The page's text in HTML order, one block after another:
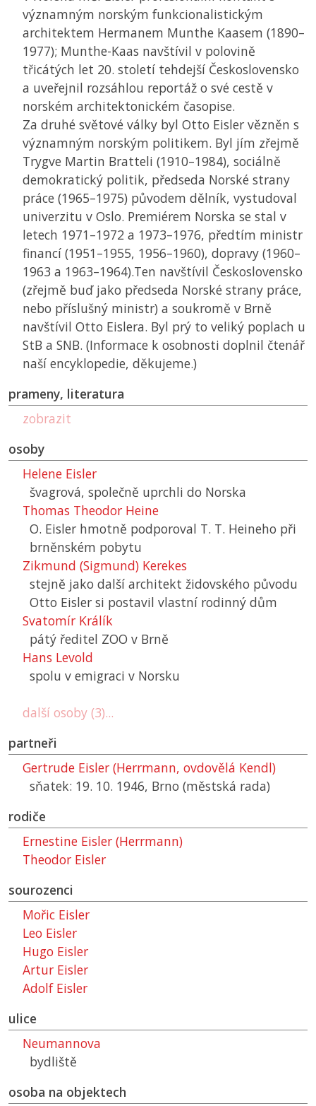
významným norským funkcionalistickým
architektem Hermanem Munthe Kaasem (1890–
1977); Munthe-Kaas navštívil v polovině
třicátých let 20. století tehdejší Československo
a uveřejnil rozsáhlou reportáž o své cestě v
norském architektonickém časopise.
Za druhé světové války byl Otto Eisler vězněn s
významným norským politikem. Byl jím zřejmě
Trygve Martin Bratteli (1910–1984), sociálně
demokratický politik, předseda Norské strany
práce (1965–1975) původem dělník, vystudoval
univerzitu v Oslo. Premiérem Norska se stal v
letech 1971–1972 a 1973–1976, předtím ministr
financí (1951–1955, 1956–1960), dopravy (1960–
1963 a 1963–1964).Ten navštívil Československo
(zřejmě buď jako předseda Norské strany práce,
nebo příslušný ministr) a soukromě v Brně
navštívil Otto Eislera. Byl prý to veliký poplach u
StB a SNB. (Informace k osobnosti doplnil čtenář
naší encyklopedie, děkujeme.)
prameny, literatura
zobrazit
osoby
Helene Eisler
švagrová, společně uprchli do Norska
Thomas Theodor Heine
O. Eisler hmotně podporoval T. T. Heineho při
brněnském pobytu
Zikmund (Sigmund) Kerekes
stejně jako další architekt židovského původu
Otto Eisler si postavil vlastní rodinný dům
Svatomír Králík
pátý ředitel ZOO v Brně
Hans Levold
spolu v emigraci v Norsku
další osoby (3)...
partneři
Gertrude Eisler (Herrmann, ovdovělá Kendl)
sňatek: 19. 10. 1946, Brno (městská rada)
rodiče
Ernestine Eisler (Herrmann)
Theodor Eisler
sourozenci
Mořic Eisler
Leo Eisler
Hugo Eisler
Artur Eisler
Adolf Eisler
ulice
Neumannova
bydliště
osoba na objektech